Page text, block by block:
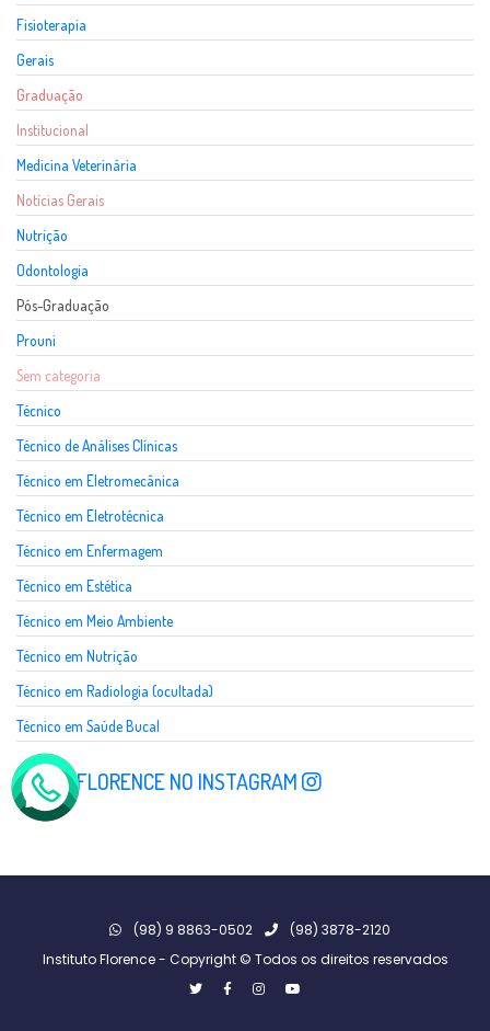
Fisioterapia
Gerais
Graduação
Institucional
Medicina Veterinária
Notícias Gerais
Nutrição
Odontologia
Pós-Graduação
Prouni
Sem categoria
Técnico
Técnico de Análises Clínicas
Técnico em Eletromecânica
Técnico em Eletrotécnica
Técnico em Enfermagem
Técnico em Estética
Técnico em Meio Ambiente
Técnico em Nutrição
Técnico em Radiologia (ocultada)
Técnico em Saúde Bucal
SIGA A FLORENCE NO INSTAGRAM
(98) 9 8863-0502
(98) 3878-2120
Instituto Florence - Copyright © Todos os direitos reservados